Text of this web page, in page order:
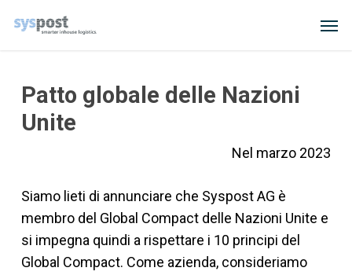
Patto globale delle Nazioni
Unite
Nel marzo 2023
Siamo lieti di annunciare che Syspost AG è
membro del Global Compact delle Nazioni Unite e
si impegna quindi a rispettare i 10 principi del
Global Compact. Come azienda, consideriamo